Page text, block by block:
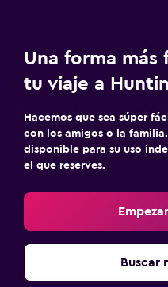
Una forma más
tu viaje a
Hacemos que sea súper
con los amigos o la
disponible para su uso
el que reserves.
Buscar